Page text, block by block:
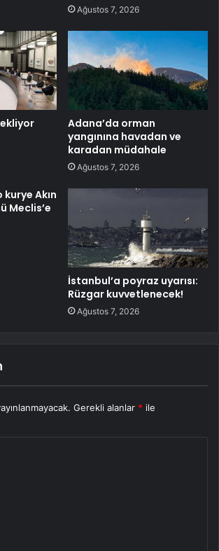
Ağustos 7, 2026
Adana’da orman
yangınına havadan ve
karadan müdahale
Ağustos 7, 2026
kurye Akın
Meclis’e
İstanbul’a poyraz uyarısı:
Rüzgar kuvvetlenecek!
Ağustos 7, 2026
Gerekli alanlar * ile